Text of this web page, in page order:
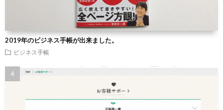
2019年のビジネス手帳が出来ました。
ビジネス手帳